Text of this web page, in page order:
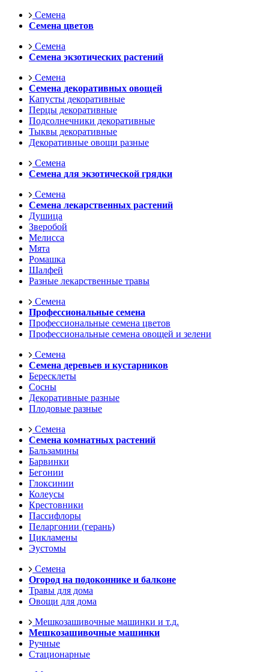
Семена
Семена цветов
Семена
Семена экзотических растений
Семена
Семена декоративных овощей
Капусты декоративные
Перцы декоративные
Подсолнечники декоративные
Тыквы декоративные
Декоративные овощи разные
Семена
Семена для экзотической грядки
Семена
Семена лекарственных растений
Душица
Зверобой
Мелисса
Мята
Ромашка
Шалфей
Разные лекарственные травы
Семена
Профессиональные семена
Профессиональные семена цветов
Профессиональные семена овощей и зелени
Семена
Семена деревьев и кустарников
Бересклеты
Сосны
Декоративные разные
Плодовые разные
Семена
Семена комнатных растений
Бальзамины
Барвинки
Бегонии
Глоксинии
Колеусы
Крестовники
Пассифлоры
Пеларгонии (герань)
Цикламены
Эустомы
Семена
Огород на подоконнике и балконе
Травы для дома
Овощи для дома
Мешкозашивочные машинки и т.д.
Мешкозашивочные машинки
Ручные
Стационарные